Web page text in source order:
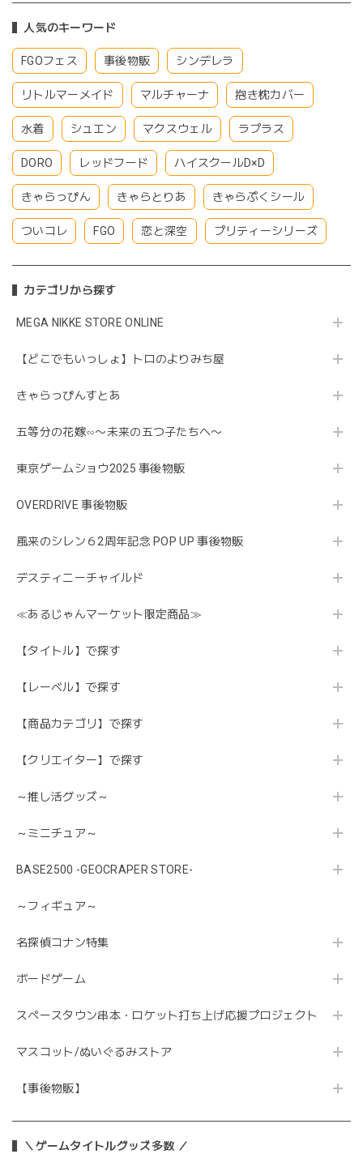
人気のキーワード
FGOフェス 事後物販 シンデレラ
リトルマーメイド マルチャーナ 抱き枕カバー
水着 シュエン マクスウェル ラプラス
DORO レッドフード ハイスクールD×D
きゃらっぴん きゃらとりあ きゃらぷくシール
ついコレ FGO 恋と深空 プリティーシリーズ
カテゴリから探す
MEGA NIKKE STORE ONLINE
【どこでもいっしょ】トロのよりみち屋
きゃらっぴんすとあ
五等分の花嫁∽〜未来の五つ子たちへ〜
東京ゲームショウ2025 事後物販
OVERDRIVE 事後物販
風来のシレン６2周年記念 POP UP 事後物販
デスティニーチャイルド
≪あるじゃんマーケット限定商品≫
【タイトル】で探す
【レーベル】で探す
【商品カテゴリ】で探す
【クリエイター】で探す
～推し活グッズ～
～ミニチュア～
BASE2500 -GEOCRAPER STORE-
～フィギュア～
名探偵コナン特集
ボードゲーム
スペースタウン串本・ロケット打ち上げ応援プロジェクト
マスコット/ぬいぐるみストア
【事後物販】
＼ゲームタイトルグッズ多数 ／